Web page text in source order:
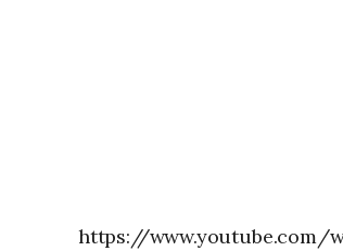
https://www.youtube.com/